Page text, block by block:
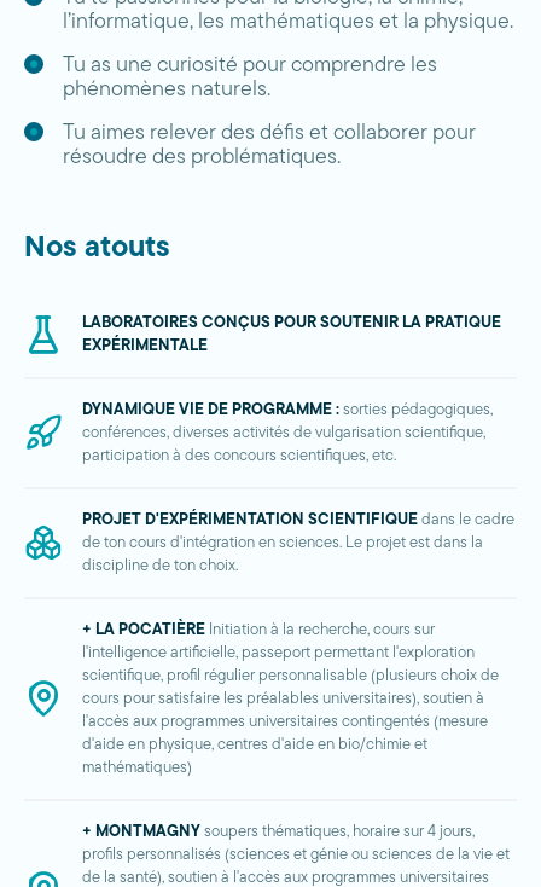
l’informatique, les mathématiques et la physique.
Tu as une curiosité pour comprendre les
phénomènes naturels.
Tu aimes relever des défis et collaborer pour
résoudre des problématiques.
Nos atouts
LABORATOIRES CONÇUS POUR SOUTENIR LA PRATIQUE
EXPÉRIMENTALE
DYNAMIQUE VIE DE PROGRAMME : sorties pédagogiques,
conférences, diverses activités de vulgarisation scientifique,
participation à des concours scientifiques, etc.
PROJET D'EXPÉRIMENTATION SCIENTIFIQUE dans le cadre
de ton cours d'intégration en sciences. Le projet est dans la
discipline de ton choix.
+ LA POCATIÈRE Initiation à la recherche, cours sur
l'intelligence artificielle, passeport permettant l'exploration
scientifique, profil régulier personnalisable (plusieurs choix de
cours pour satisfaire les préalables universitaires), soutien à
l'accès aux programmes universitaires contingentés (mesure
d'aide en physique, centres d'aide en bio/chimie et
mathématiques)
+ MONTMAGNY soupers thématiques, horaire sur 4 jours,
profils personnalisés (sciences et génie ou sciences de la vie et
de la santé), soutien à l'accès aux programmes universitaires